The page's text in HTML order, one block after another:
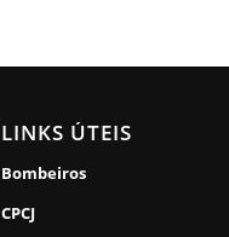
LINKS ÚTEIS
Bombeiros
CPCJ